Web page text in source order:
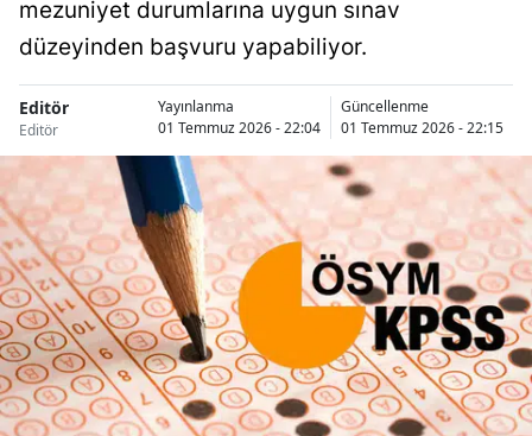
mezuniyet durumlarına uygun sınav
düzeyinden başvuru yapabiliyor.
Editör
Editör
Yayınlanma
01 Temmuz 2026 - 22:04
Güncellenme
01 Temmuz 2026 - 22:15